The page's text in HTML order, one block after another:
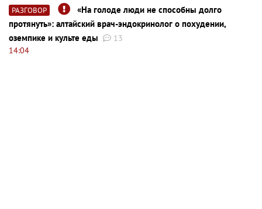
РАЗГОВОР
«На голоде люди не способны долго
протянуть»: алтайский врач-эндокринолог о похудении,
оземпике и культе еды
13
14:04